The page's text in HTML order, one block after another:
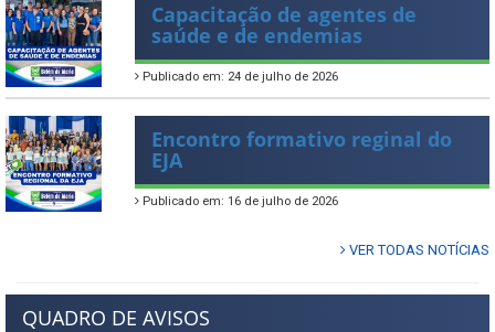
Capacitação de agentes de
saúde e de endemias
Publicado em: 24 de julho de 2026
Encontro formativo reginal do
EJA
Publicado em: 16 de julho de 2026
VER TODAS NOTÍCIAS
QUADRO DE AVISOS